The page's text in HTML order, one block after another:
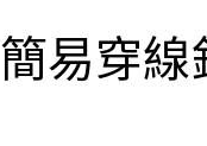
簡易穿